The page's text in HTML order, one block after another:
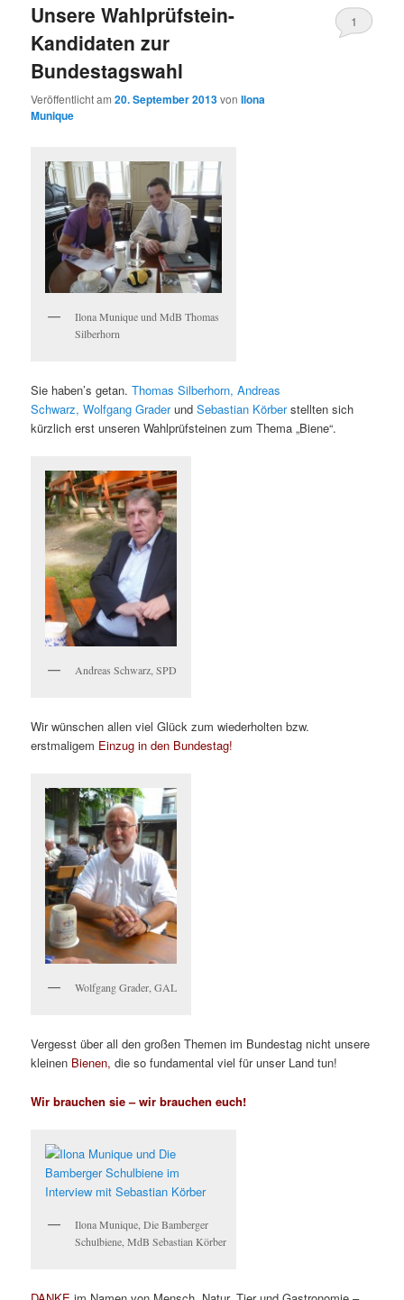
Unsere Wahlprüfstein-
Kandidaten zur
Bundestagswahl
Veröffentlicht am20. September 2013vonIlona
Munique
1
Ilona Munique und MdB Thomas
Silberhorn
Sie haben’s getan.Thomas Silberhorn, Andreas
Schwarz, Wolfgang GraderundSebastian Körberstellten sich
kürzlich erst unseren Wahlprüfsteinen zum Thema „Biene“.
Andreas Schwarz, SPD
Wir wünschen allen viel Glück zum wiederholten bzw.
erstmaligem Einzug in den Bundestag!
Wolfgang Grader, GAL
Vergesst über all den großen Themen im Bundestag nicht unsere
kleinen Bienen, die so fundamental viel für unser Land tun!
Wir brauchen sie – wir brauchen euch!
Ilona Munique, Die Bamberger
Schulbiene, MdB Sebastian Körber